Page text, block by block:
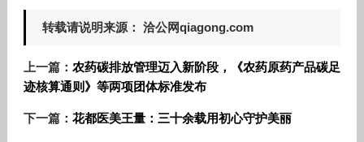
转载请说明来源： 洽公网qiagong.com
上一篇： 农药碳排放管理迈入新阶段，《农药原药产品碳足
迹核算通则》等两项团体标准发布
下一篇： 花都医美王量：三十余载用初心守护美丽